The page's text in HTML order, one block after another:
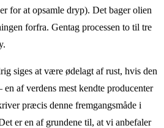
for at opsamle dryp). Det bager olien
forfra. Gentag processen to til tre
siges at være ødelagt af rust, hvis den
af verdens mest kendte producenter
præcis denne fremgangsmåde i
er en af grundene til, at vi anbefaler